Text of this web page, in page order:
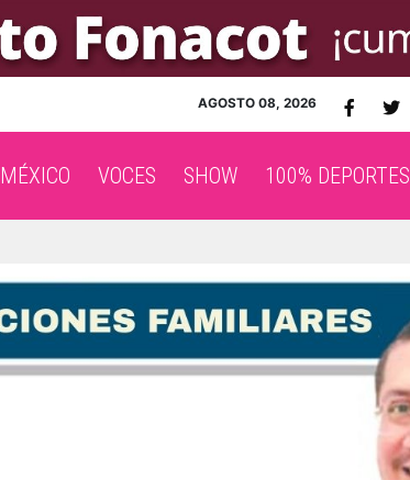
AGOSTO 08, 2026
MÉXICO VOCES SHOW 100% DEPORTES